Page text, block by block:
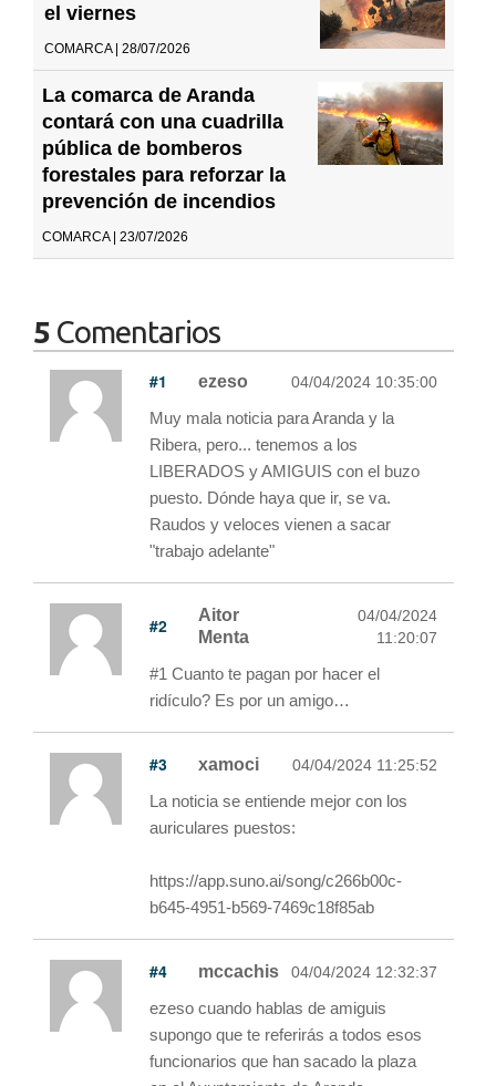
el viernes
COMARCA | 28/07/2026
La comarca de Aranda
contará con una cuadrilla
pública de bomberos
forestales para reforzar la
prevención de incendios
COMARCA | 23/07/2026
5 Comentarios
#1 ezeso 04/04/2024 10:35:00
Muy mala noticia para Aranda y la
Ribera, pero... tenemos a los
LIBERADOS y AMIGUIS con el buzo
puesto. Dónde haya que ir, se va.
Raudos y veloces vienen a sacar
"trabajo adelante"
#2
Aitor
Menta
04/04/2024
11:20:07
#1 Cuanto te pagan por hacer el
ridículo? Es por un amigo…
#3 xamoci 04/04/2024 11:25:52
La noticia se entiende mejor con los
auriculares puestos:
https://app.suno.ai/song/c266b00c-
b645-4951-b569-7469c18f85ab
#4 mccachis 04/04/2024 12:32:37
ezeso cuando hablas de amiguis
supongo que te referirás a todos esos
funcionarios que han sacado la plaza